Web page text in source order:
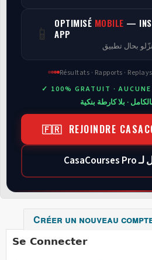
📱 OPTIMISÉ MOBILE —
APP
بحال تطبيق
Résultats · Rapports ·
✓ 100% GRATUIT ·
· بلا كارطة بنكية
🇫🇷 REJOINDRE
Créer un nouveau
Se Connecter